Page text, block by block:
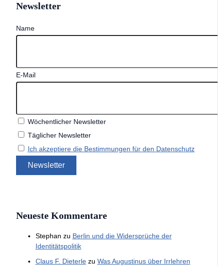
Newsletter
Name
E-Mail
Wöchentlicher Newsletter
Täglicher Newsletter
Ich akzeptiere die Bestimmungen für den Datenschutz
Neueste Kommentare
Stephan zu Berlin und die Widersprüche der
Identitätspolitik
Claus F. Dieterlezu Was Augustinus über Irrlehren